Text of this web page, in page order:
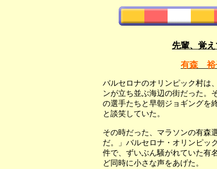
先輩、覚
有森 裕
バルセロナのオリンピック村は
ンが立ち並ぶ海辺の街だった。
の選手たちと早朝ジョギングを
と談笑していた。
その時だった、マラソンの有森
だ。」バルセロナ・オリンピッ
件で、ずいぶん騒がれていた有
ど同時に小さな声をあげた。